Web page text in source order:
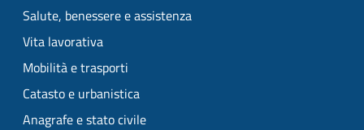
Salute, benessere e assistenza
Vita lavorativa
Mobilità e trasporti
Catasto e urbanistica
Anagrafe e stato civile